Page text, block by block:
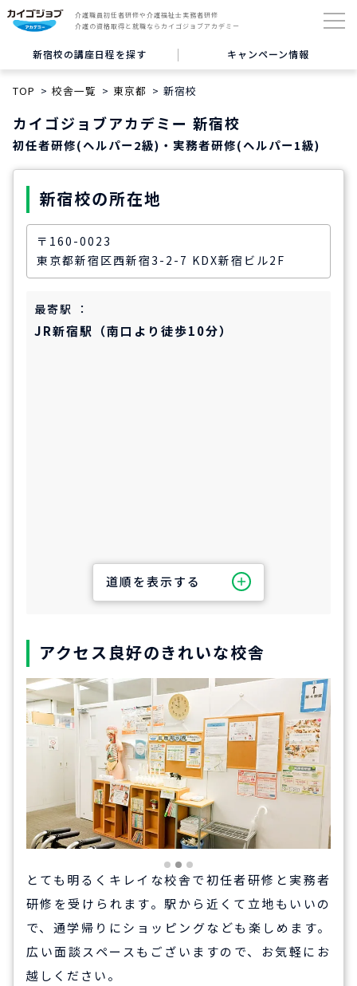
介護職員初任者研修や介護福祉士実務者研修
介護の資格取得と就職ならカイゴジョブアカデミー
新宿校の講座日程を探す キャンペーン情報
TOP 校舎一覧 東京都 新宿校
カイゴジョブアカデミー 新宿校
初任者研修(ヘルパー2級)・実務者研修(ヘルパー1級)
新宿校の所在地
〒160-0023
東京都新宿区西新宿3-2-7 KDX新宿ビル2F
最寄駅 ：
JR新宿駅（南口より徒歩10分）
道順を表示する
アクセス良好のきれいな校舎
とても明るくキレイな校舎で初任者研修と実務者
研修を受けられます。駅から近くて立地もいいの
で、通学帰りにショッピングなども楽しめます。
広い面談スペースもございますので、お気軽にお
越しください。